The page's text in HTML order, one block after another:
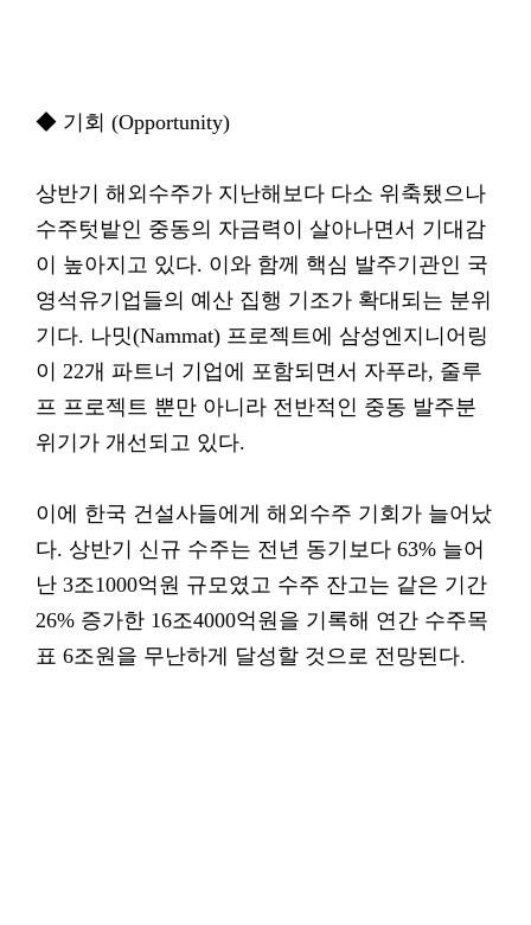
◆ 기회 (Opportunity)
상반기 해외수주가 지난해보다 다소 위축됐으나
수주텃밭인 중동의 자금력이 살아나면서 기대감
이 높아지고 있다. 이와 함께 핵심 발주기관인 국
영석유기업들의 예산 집행 기조가 확대되는 분위
기다. 나밋(Nammat) 프로젝트에 삼성엔지니어링
이 22개 파트너 기업에 포함되면서 자푸라, 줄루
프 프로젝트 뿐만 아니라 전반적인 중동 발주분
위기가 개선되고 있다.
이에 한국 건설사들에게 해외수주 기회가 늘어났
다. 상반기 신규 수주는 전년 동기보다 63% 늘어
난 3조1000억원 규모였고 수주 잔고는 같은 기간
26% 증가한 16조4000억원을 기록해 연간 수주목
표 6조원을 무난하게 달성할 것으로 전망된다.